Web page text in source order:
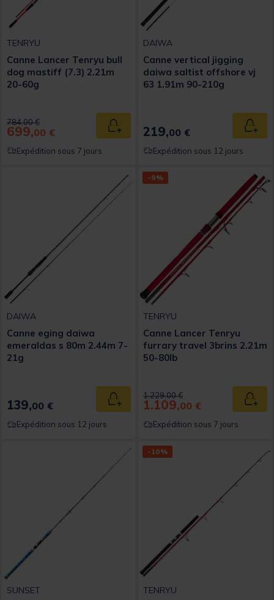
TENRYU
Canne Lancer Tenryu bull
dog mastiff (7.3) 2.21m
20-60g
Price reduced from
784,00 €to
699,00 € Ajouter au panier
Expédition sous 7 jours
DAIWA
Canne vertical jigging
daiwa saltist offshore vj
63 1.91m 90-210g
219,00 €
Expédition sous 12 jours
DAIWA
Canne eging daiwa
emeraldas s 80m 2.44m 7-
21g
139,00 € Ajouter au panier
Expédition sous 12 jours
-9%
TENRYU
Canne Lancer Tenryu
furrary travel 3brins 2.21m
50-80lb
Price reduced from
1.229,00 €to
1.109,00 €
Expédition sous 7 jours
SUNSET
-10%
TENRYU